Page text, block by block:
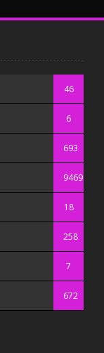
46
6
693
9469
18
258
7
672